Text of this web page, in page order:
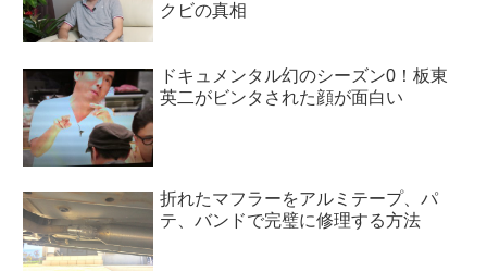
クビの真相
ドキュメンタル幻のシーズン0！板東
英二がビンタされた顔が面白い
折れたマフラーをアルミテープ、パ
テ、バンドで完璧に修理する方法